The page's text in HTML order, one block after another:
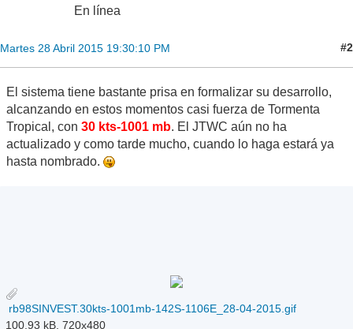
En línea
Martes 28 Abril 2015 19:30:10 PM #2
El sistema tiene bastante prisa en formalizar su desarrollo,
alcanzando en estos momentos casi fuerza de Tormenta
Tropical, con 30 kts-1001 mb. El JTWC aún no ha
actualizado y como tarde mucho, cuando lo haga estará ya
hasta nombrado.
rb98SINVEST.30kts-1001mb-142S-1106E_28-04-2015.gif
100.93 kB, 720x480